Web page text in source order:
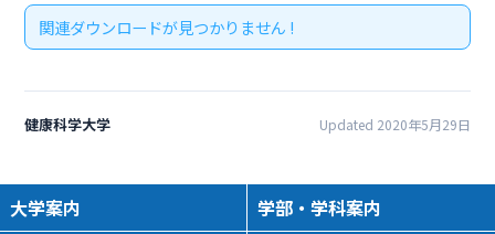
関連ダウンロードが見つかりません !
健康科学大学 Updated 2020年5月29日
大学案内
学部・学科案内